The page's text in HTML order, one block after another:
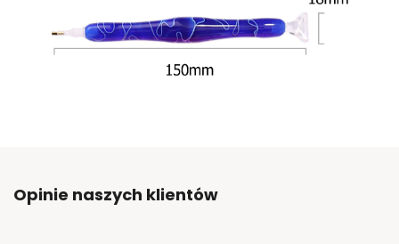
Opinie naszych klientów